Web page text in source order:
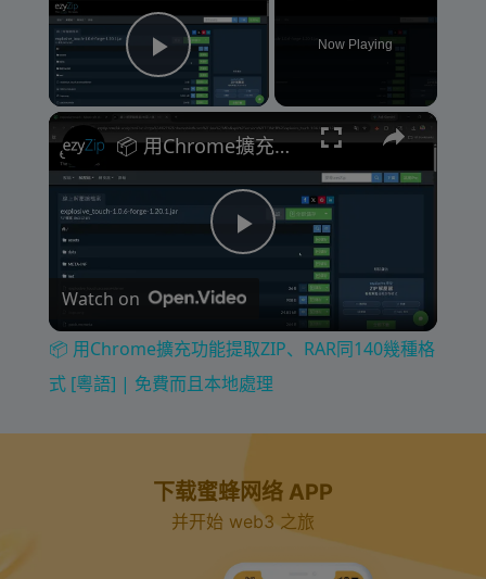
Play Video
Now Playing
×
P
a
V
📦 用Chrome擴充功能提取ZIP、RAR同140幾種格式 [粵語] | 免費而且本地處理
Watch on
📦 用Chrome擴充功能提取ZIP、RAR同140幾種格
式 [粵語] | 免費而且本地處理
下载蜜蜂网络 APP
并开始 web3 之旅